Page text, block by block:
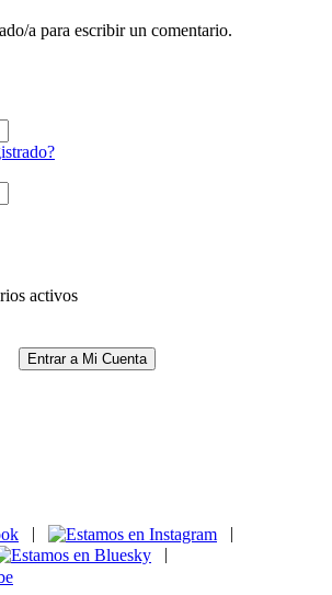
a para escribir un comentario.
activos
Entrar a Mi Cuenta
|
|
|